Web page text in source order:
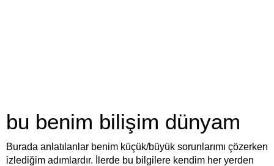
bu benim bilişim dünyam
Burada anlatılanlar benim küçük/büyük sorunlarımı çözerken
izlediğim adımlardır. İlerde bu bilgilere kendim her yerden